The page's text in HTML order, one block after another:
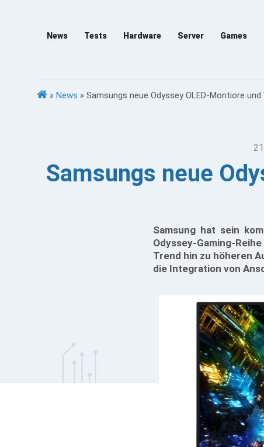
News Tests Hardware Server Games
» News » Samsungs neue Odyssey OLED-Montiore
Samsungs neue
Samsung hat sein
Odyssey-Gaming-
Trend hin zu höheren
die Integration von